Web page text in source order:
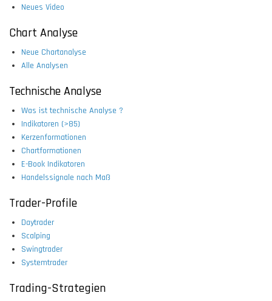
Neues Video
Chart Analyse
Neue Chartanalyse
Alle Analysen
Technische Analyse
Was ist technische Analyse ?
Indikatoren (>85)
Kerzenformationen
Chartformationen
E-Book Indikatoren
Handelssignale nach Maß
Trader-Profile
Daytrader
Scalping
Swingtrader
Systemtrader
Trading-Strategien